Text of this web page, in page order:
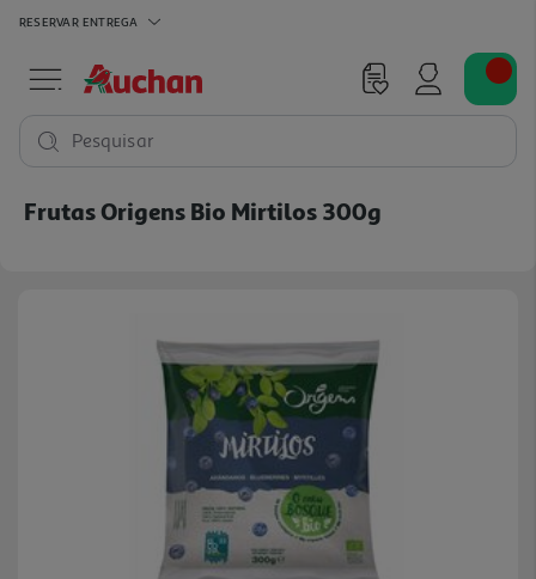
RESERVAR ENTREGA
Pesquisar
Frutas Origens Bio Mirtilos 300g